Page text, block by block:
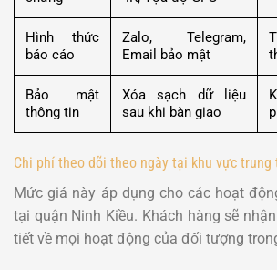
Hình thức
báo cáo
Zalo, Telegram,
Email bảo mật
Bảo mật
thông tin
Xóa sạch dữ liệu
sau khi bàn giao
Chi phí theo dõi theo ngày tại khu vực trung
Mức giá này áp dụng cho các hoạt
tại quận Ninh Kiều. Khách hàng sẽ
tiết về mọi hoạt động của đối tượng